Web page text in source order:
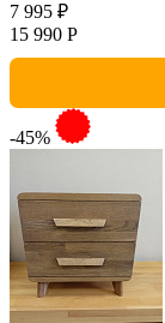
7 995 ₽
15 990 Р
-45%